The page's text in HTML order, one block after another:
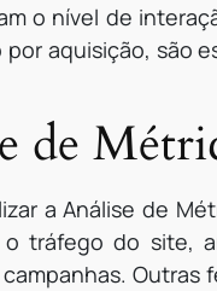
o nível de
aquisição, são
de
a Análise de
tráfego do site,
Outras